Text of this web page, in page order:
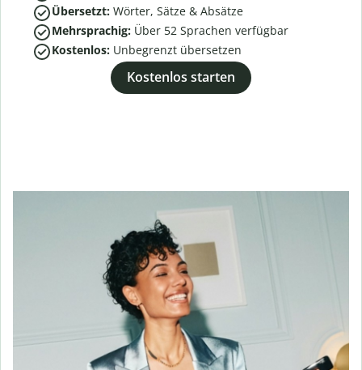
Übersetzt: Wörter, Sätze & Absätze
Mehrsprachig: Über 52 Sprachen verfügbar
Kostenlos: Unbegrenzt übersetzen
Kostenlos starten